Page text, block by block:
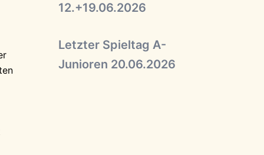
12.+19.06.2026
Letzter Spieltag A-
Junioren 20.06.2026